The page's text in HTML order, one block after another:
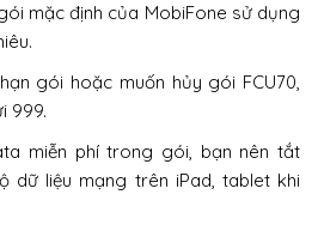
mặc định của MobiFone sử dụng
gói hoặc muốn hủy gói FCU70,
999.
miễn phí trong gói, bạn nên tắt
dữ liệu mạng trên iPad, tablet khi